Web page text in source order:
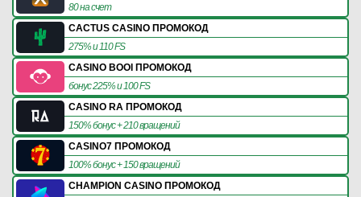
80 на счет
CACTUS CASINO ПРОМОКОД
275% и 110 FS
CASINO BOOI ПРОМОКОД
бонус 225% и 100 FS
CASINO RA ПРОМОКОД
150% бонус + 210 вращений
CASINO7 ПРОМОКОД
100% бонус + 150 вращений
CHAMPION CASINO ПРОМОКОД